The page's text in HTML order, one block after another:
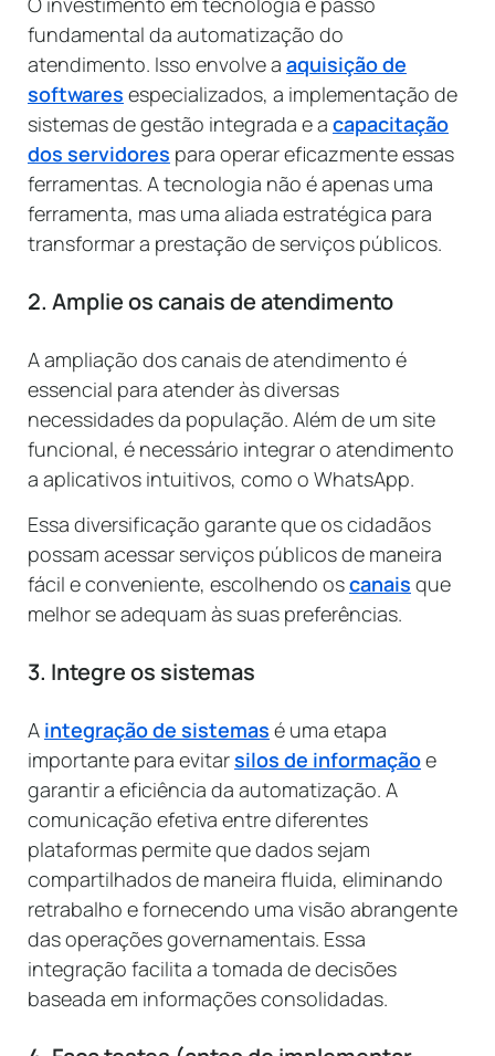
fundamental da automatização do
atendimento. Isso envolve a aquisição de
softwares especializados, a implementação de
sistemas de gestão integrada e a capacitação
dos servidores para operar eficazmente essas
ferramentas. A tecnologia não é apenas uma
ferramenta, mas uma aliada estratégica para
transformar a prestação de serviços públicos.
2. Amplie os canais de atendimento
A ampliação dos canais de atendimento é
essencial para atender às diversas
necessidades da população. Além de um site
funcional, é necessário integrar o atendimento
a aplicativos intuitivos, como o WhatsApp.
Essa diversificação garante que os cidadãos
possam acessar serviços públicos de maneira
fácil e conveniente, escolhendo oscanais que
melhor se adequam às suas preferências.
3. Integre os sistemas
A integração de sistemas é uma etapa
importante para evitarsilos de informaçãoe
garantir a eficiência da automatização. A
comunicação efetiva entre diferentes
plataformas permite que dados sejam
compartilhados de maneira fluida, eliminando
retrabalho e fornecendo uma visão abrangente
das operações governamentais. Essa
integração facilita a tomada de decisões
baseada em informações consolidadas.